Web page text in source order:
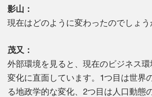
影山：
現在はどのように変わったのでしょう
茂又：
外部環境を見ると、現在のビジネス
変化に直面しています。1つ目は世界
る地政学的な変化、2つ目は人口動態